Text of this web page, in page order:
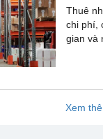
Thuê
chi phí,
gian và
Xem